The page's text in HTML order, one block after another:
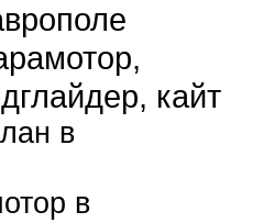
кайт
в
в